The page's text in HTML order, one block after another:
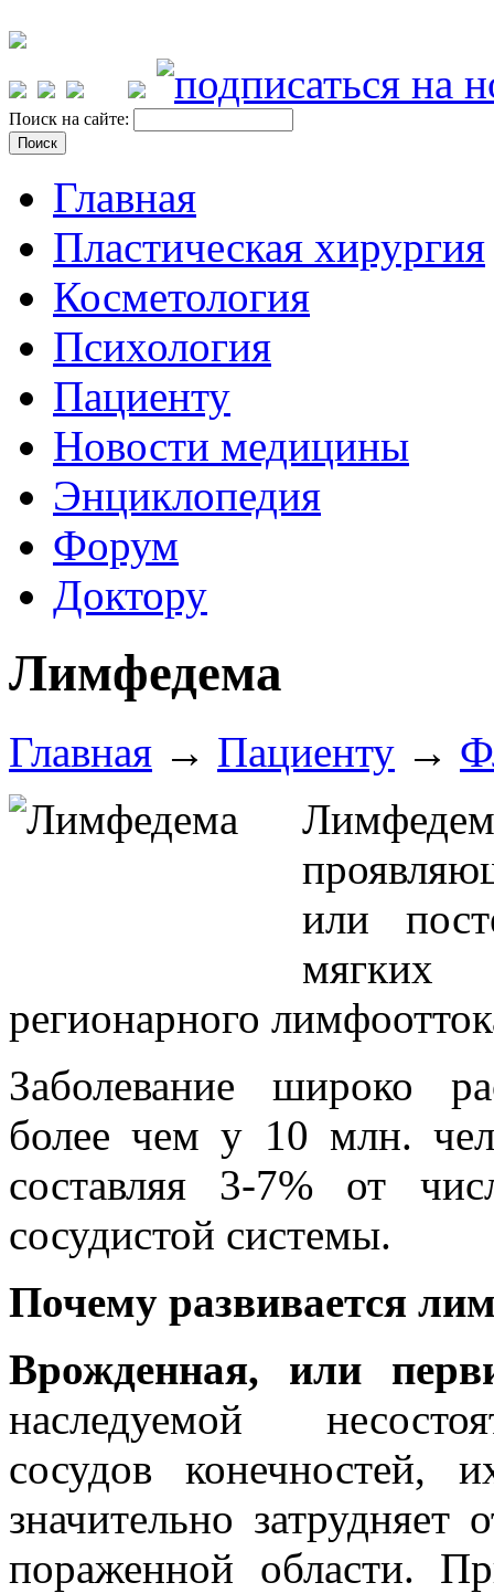
Поиск на сайте:
Главная
Пластическая хирургия
Косметология
Психология
Пациенту
Новости медицины
Энциклопедия
Форум
Доктору
Лимфедема
Главная → Пациенту →
или
мягких
регионарного
Заболевание широко
более чем у 10 млн.
составляя 3-7% от
сосудистой системы.
Почему развивается
Врожденная, или
наследуемой
сосудов
значительно
пораженной области.